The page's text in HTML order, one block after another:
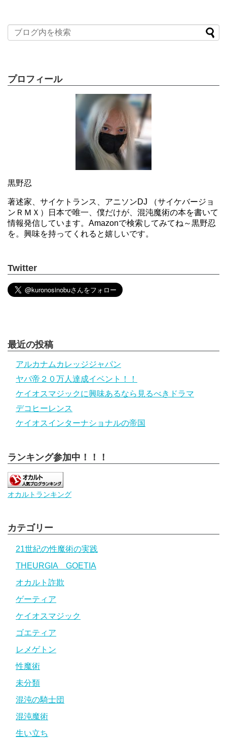
プロフィール
黒野忍
著述家、サイケトランス、アニソンDJ （サイケバージョ
ンＲＭＸ）日本で唯一、僕だけが、混沌魔術の本を書いて
情報発信しています。Amazonで検索してみてね～黒野忍
を。興味を持ってくれると嬉しいです。
Twitter
最近の投稿
アルカナムカレッジジャパン
ヤバ帝２０万人達成イベント！！
ケイオスマジックに興味あるなら見るべきドラマ
デコヒーレンス
ケイオスインターナショナルの帝国
ランキング参加中！！！
オカルトランキング
カテゴリー
21世紀の性魔術の実践
THEURGIA GOETIA
オカルト詐欺
ゲーティア
ケイオスマジック
ゴエティア
レメゲトン
性魔術
未分類
混沌の騎士団
混沌魔術
生い立ち